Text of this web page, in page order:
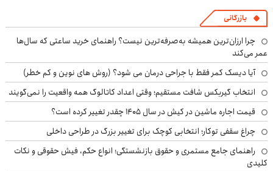
بازرگانی
چرا ارزان‌ترین همیشه به‌صرفه‌ترین نیست؟ راهنمای خرید ساعتی که سال‌ها
عمر می‌کند
آیا دیسک کمر فقط با جراحی درمان می شود؟ (روش های نوین و کم خطر)
انتخاب گیربکس شافت مستقیم؛ وقتی اعداد کاتالوگ همه واقعیت را نمی‌گویند
قیمت اجاره ماشین در کیش در سال ۱۴۰۵ چقدر تغییر کرده است؟
چراغ سقفی توکار؛ انتخابی کوچک برای تغییر بزرگ در طراحی داخلی
راهنمای جامع مستمری و حقوق بازنشستگی؛ انواع حکم، فیش حقوقی و نکات
کلیدی